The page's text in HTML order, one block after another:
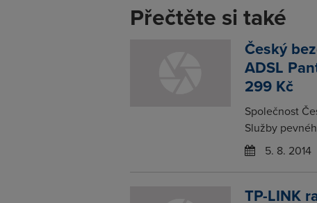
Přečtěte si také
Český
ADSL
299 Kč
Společnost
Služby
5. 8. 2014
TP-LINK